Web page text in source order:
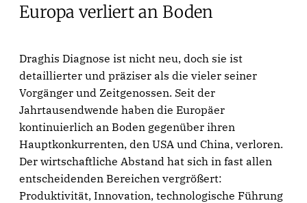
Europa verliert an Boden
Draghis Diagnose ist nicht neu, doch sie ist
detaillierter und präziser als die vieler seiner
Vorgänger und Zeitgenossen. Seit der
Jahrtausendwende haben die Europäer
kontinuierlich an Boden gegenüber ihren
Hauptkonkurrenten, den USA und China, verloren.
Der wirtschaftliche Abstand hat sich in fast allen
entscheidenden Bereichen vergrößert:
Produktivität, Innovation, technologische Führung